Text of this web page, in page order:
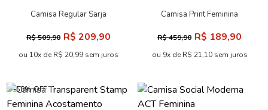
Camisa Regular Sarja
R$ 509,90 R$ 209,90
ou 10x de R$ 20,99 sem juros
Camisa Print Feminina
R$ 459,90 R$ 189,90
ou 9x de R$ 21,10 sem juros
-58% OFF